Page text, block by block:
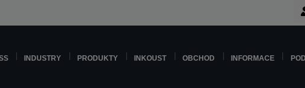
INDUSTRY PRODUKTY INKOUST OBCHOD INFORMACE